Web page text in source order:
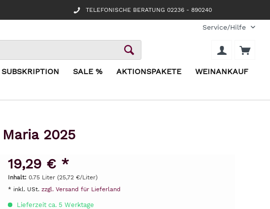
TELEFONISCHE BERATUNG 02236 - 890240
Service/Hilfe
SUBSKRIPTION SALE % AKTIONSPAKETE WEINANKAUF
2025
19,29 € *
Inhalt: 0.75 Liter (25,72 €/Liter)
* inkl. USt. zzgl. Versand für Lieferland
Lieferzeit ca. 5 Werktage